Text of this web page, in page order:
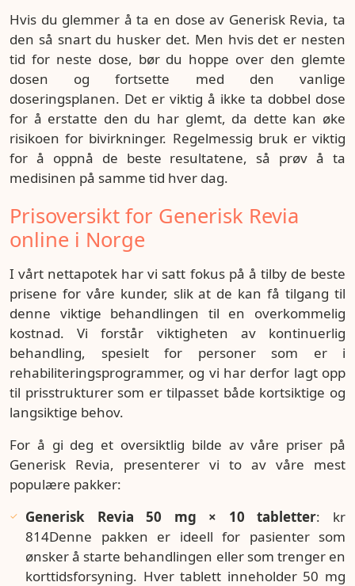
Hvis du glemmer å ta en dose av Generisk Revia, ta
den så snart du husker det. Men hvis det er nesten
tid for neste dose, bør du hoppe over den glemte
dosen og fortsette med den vanlige
doseringsplanen. Det er viktig å ikke ta dobbel dose
for å erstatte den du har glemt, da dette kan øke
risikoen for bivirkninger. Regelmessig bruk er viktig
for å oppnå de beste resultatene, så prøv å ta
medisinen på samme tid hver dag.
Prisoversikt for Generisk Revia
online i Norge
I vårt nettapotek har vi satt fokus på å tilby de beste
prisene for våre kunder, slik at de kan få tilgang til
denne viktige behandlingen til en overkommelig
kostnad. Vi forstår viktigheten av kontinuerlig
behandling, spesielt for personer som er i
rehabiliteringsprogrammer, og vi har derfor lagt opp
til prisstrukturer som er tilpasset både kortsiktige og
langsiktige behov.
For å gi deg et oversiktlig bilde av våre priser på
Generisk Revia, presenterer vi to av våre mest
populære pakker:
Generisk Revia 50 mg × 10 tabletter: kr
814Denne pakken er ideell for pasienter som
ønsker å starte behandlingen eller som trenger en
korttidsforsyning. Hver tablett inneholder 50 mg